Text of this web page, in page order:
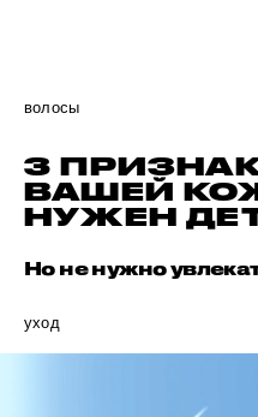
волосы
3
ВАШЕЙ
НУЖЕН
Но не нужно
уход